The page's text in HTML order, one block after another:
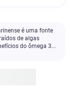
é uma fonte
de algas
do ômega 3...